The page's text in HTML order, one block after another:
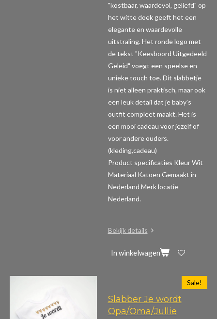
"kostbaar, waardevol, geliefd" op
het witte doek geeft het een
elegante en waardevolle
uitstraling. Het ronde logo met
de tekst "Keesboord Uitgedeeld
Geleid" voegt een speelse en
unieke touch toe. Dit slabbetje
is niet alleen praktisch, maar ook
een leuk detail dat je baby's
outfit compleet maakt. Het is
een mooi cadeau voor jezelf of
voor andere ouders.
(kleding,cadeau)
Product specificaties Kleur Wit
Materiaal Katoen Gemaakt in
Nederland Merk locatie
Nederland.
Bekijk details
In winkelwagen
Sale!
Slabber Je wordt
Opa/Oma/Jullie